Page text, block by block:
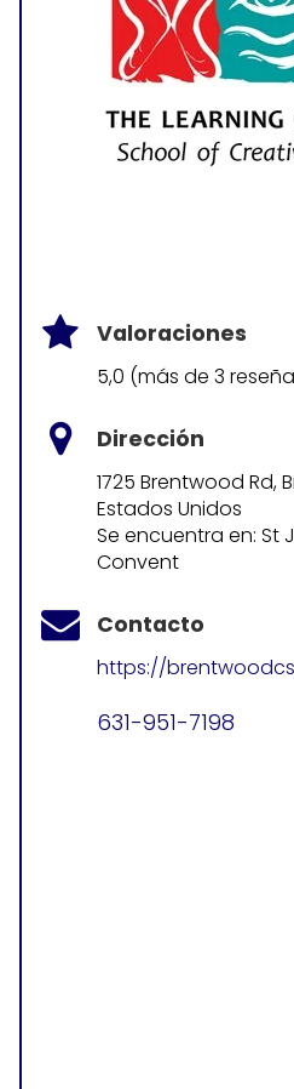
Valoraciones
5,0 (más de 3
Dirección
1725 Brentwood Rd,
Estados Unidos
Se encuentra en: St
Convent
Contacto
https://
631-951-7198